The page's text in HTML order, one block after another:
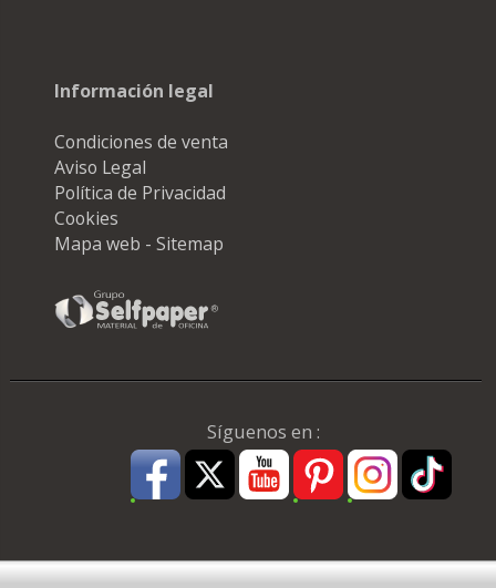
Información legal
Condiciones de venta
Aviso Legal
Política de Privacidad
Cookies
Mapa web - Sitemap
Síguenos en :
Pago Seguro